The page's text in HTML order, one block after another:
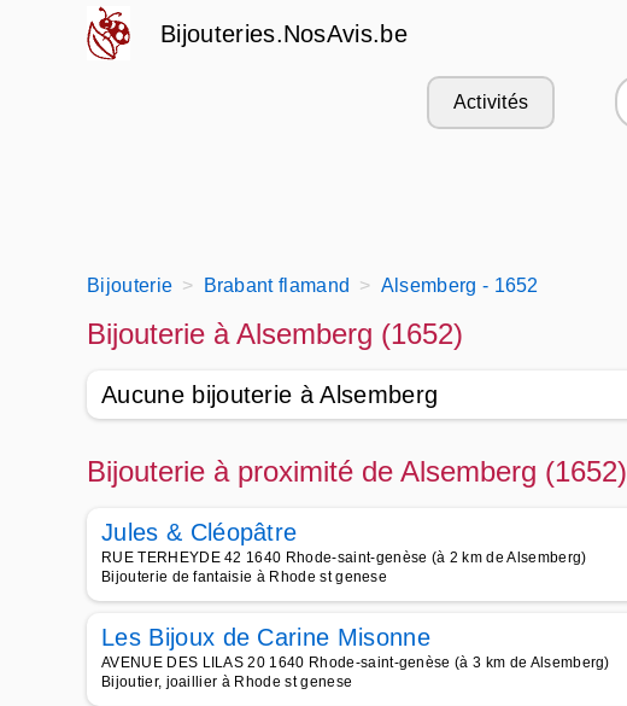
Bijouteries.NosAvis.be
Activités
Bijouterie Brabant flamand Alsemberg - 1652
Bijouterie à Alsemberg (1652)
Aucune bijouterie à Alsemberg
Bijouterie à proximité de Alsemberg (1652)
Jules & Cléopâtre
RUE TERHEYDE 42 1640 Rhode-saint-genèse (à 2 km de Alsemberg)
Bijouterie de fantaisie à Rhode st genese
Les Bijoux de Carine Misonne
AVENUE DES LILAS 20 1640 Rhode-saint-genèse (à 3 km de Alsemberg)
Bijoutier, joaillier à Rhode st genese